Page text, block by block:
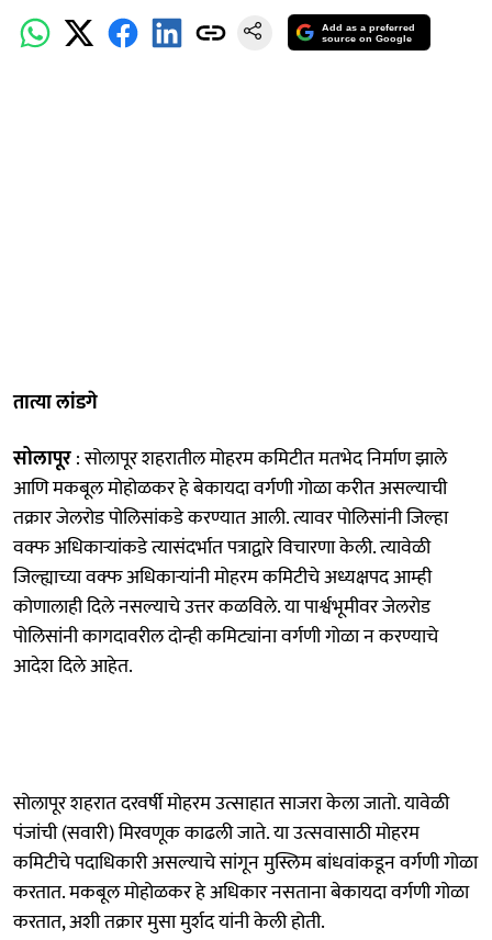
Add as a preferred
source on Google
तात्या लांडगे
सोलापूर: सोलापूर शहरातील मोहरम कमिटीत मतभेद निर्माण झाले
आणि मकबूल मोहोळकर हे बेकायदा वर्गणी गोळा करीत असल्याची
तक्रार जेलरोड पोलिसांकडे करण्यात आली. त्यावर पोलिसांनी जिल्हा
वक्फ अधिकाऱ्यांकडे त्यासंदर्भात पत्राद्वारे विचारणा केली. त्यावेळी
जिल्ह्याच्या वक्फ अधिकाऱ्यांनी मोहरम कमिटीचे अध्यक्षपद आम्ही
कोणालाही दिले नसल्याचे उत्तर कळविले. या पार्श्वभूमीवर जेलरोड
पोलिसांनी कागदावरील दोन्ही कमिट्यांना वर्गणी गोळा न करण्याचे
आदेश दिले आहेत.
सोलापूर शहरात दरवर्षी मोहरम उत्साहात साजरा केला जातो. यावेळी
पंजांची (सवारी) मिरवणूक काढली जाते. या उत्सवासाठी मोहरम
कमिटीचे पदाधिकारी असल्याचे सांगून मुस्लिम बांधवांकडून वर्गणी गोळा
करतात. मकबूल मोहोळकर हे अधिकार नसताना बेकायदा वर्गणी गोळा
करतात, अशी तक्रार मुसा मुर्शद यांनी केली होती.